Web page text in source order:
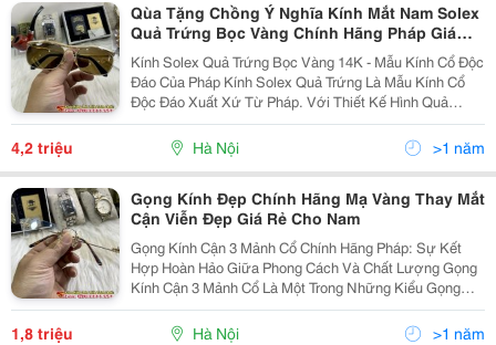
Qùa Tặng Chồng Ý Nghĩa Kính Mắt Nam Solex
Quả Trứng Bọc Vàng Chính Hãng Pháp Giá
Chỉ 4,2Tr
Kính Solex Quả Trứng Bọc Vàng 14K - Mẫu Kính Cổ Độc
Đáo Của Pháp Kính Solex Quả Trứng Là Mẫu Kính Cổ
Độc Đáo Xuất Xứ Từ Pháp. Với Thiết Kế Hình Quả
Trứng Tinh Tế, Kết Hợp Chất Liệu Vàng 14K, Đây Là
Món Phụ Kiện Xưa Đáng Sưu Tầm Của Các Tín Đồ
4,2 triệu Hà Nội >1 năm
Gọng Kính Đẹp Chính Hãng Mạ Vàng Thay Mắt
Cận Viễn Đẹp Giá Rẻ Cho Nam
Gọng Kính Cận 3 Mảnh Cổ Chính Hãng Pháp: Sự Kết
Hợp Hoàn Hảo Giữa Phong Cách Và Chất Lượng Gọng
Kính Cận 3 Mảnh Cổ Là Một Trong Những Kiểu Gọng
Kính Phổ Biến Nhất Trên Thị Trường Hiện Nay. Với Thiết
Kế Cổ Điển Và Thanh Lịch, Gọng Kính Này Phù Hợp...
1,8 triệu Hà Nội >1 năm